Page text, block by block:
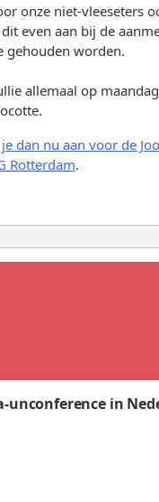
onze niet-vleeseters
even aan bij de
gehouden worden.
allemaal op
dan nu aan voor de
Rotterdam.
unconference in